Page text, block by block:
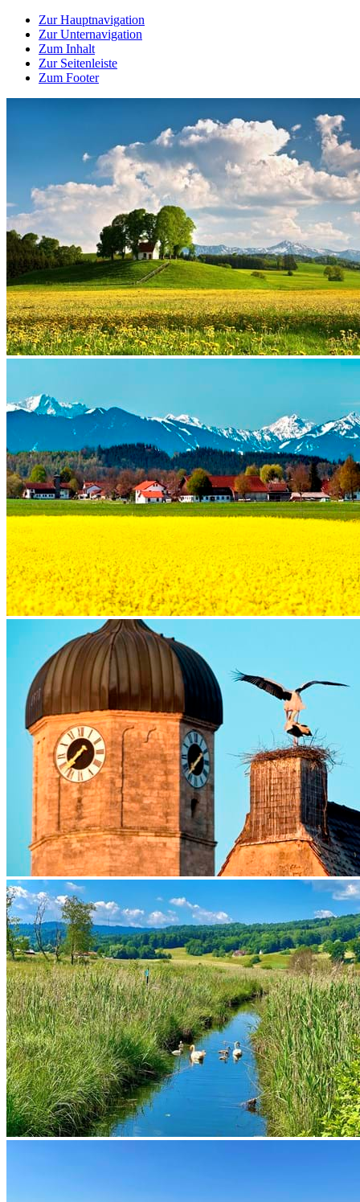
Zur Hauptnavigation
Zur Unternavigation
Zum Inhalt
Zur Seitenleiste
Zum Footer